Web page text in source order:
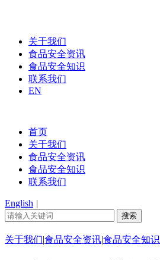
关于我们
食品安全资讯
食品安全知识
联系我们
EN
首页
关于我们
食品安全资讯
食品安全知识
联系我们
English |
关于我们|食品安全资讯|食品安全知识